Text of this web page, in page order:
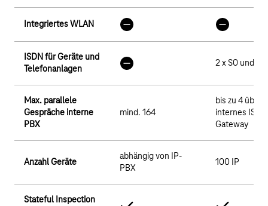
Integriertes WLAN
ISDN für Geräte und
Telefonanlagen
2 x S0 und 2
Max. parallele
Gespräche interne
PBX
mind. 164
bis zu 4 über
internes ISDN
Gateway
Anzahl Geräte
abhängig von IP-
PBX
100 IP
Stateful Inspection